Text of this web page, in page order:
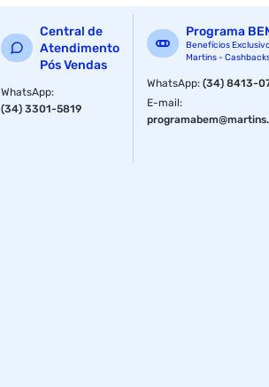
Central de
Atendimento
Pós Vendas
WhatsApp:
(34) 3301-5819
Programa
Benefícios
Martins -
WhatsApp:(34) 8413-
E-mail: